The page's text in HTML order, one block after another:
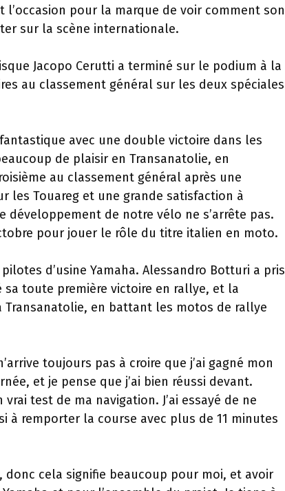
pour la marque de voir comment son
sur la scène internationale.
Jacopo Cerutti a terminé sur le podium à la
au classement général sur les deux spéciales
avec une double victoire dans les
de plaisir en Transanatolie, en
au classement général après une
les Touareg et une grande satisfaction à
développement de notre vélo ne s’arrête pas.
pour jouer le rôle du titre italien en moto.
d’usine Yamaha. Alessandro Botturi a pris
toute première victoire en rallye, et la
Transanatolie, en battant les motos de rallye
toujours pas à croire que j’ai gagné mon
et je pense que j’ai bien réussi devant.
test de ma navigation. J’ai essayé de ne
à remporter la course avec plus de 11 minutes
cela signifie beaucoup pour moi, et avoir